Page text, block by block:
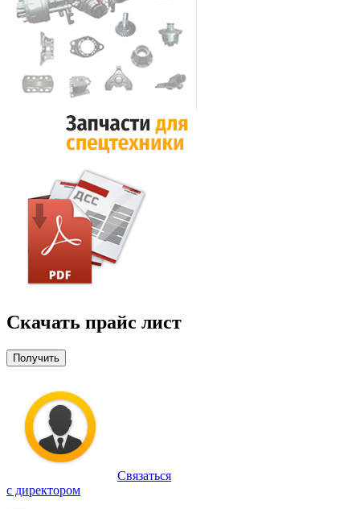
Скачать прайс лист
Получить
Связаться
с директором